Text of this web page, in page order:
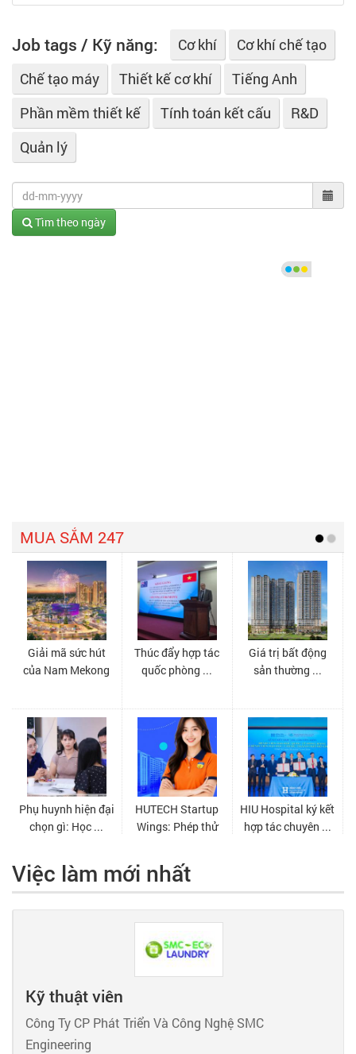
Job tags / Kỹ năng: Cơ khí
Cơ khí chế tạo
Chế tạo máy
Thiết kế cơ khí
Tiếng Anh
Phần mềm thiết kế
Tính toán kết cấu
R&D
Quản lý
Tìm theo ngày
Việc làm mới nhất
Kỹ thuật viên
Công Ty CP Phát Triển Và Công Nghệ SMC
Engineering